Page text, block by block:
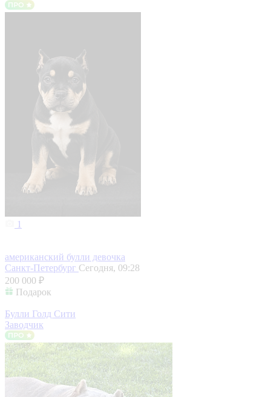
1
американский булли девочка
Санкт-Петербург Сегодня, 09:28
200 000 ₽
Подарок
Булли Голд Сити
Заводчик